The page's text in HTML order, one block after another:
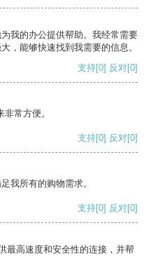
我的办公提供帮助。我经常需要
，能够快速找到我需要的信息。
支持[0] 反对[0]
常方便。
支持[0] 反对[0]
我所有的购物需求。
支持[0] 反对[0]
最高速度和安全性的连接，并帮